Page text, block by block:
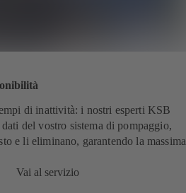
di inattività: i nostri esperti KSB
del vostro sistema di pompaggio,
e li eliminano, garantendo la massima
Vai al servizio